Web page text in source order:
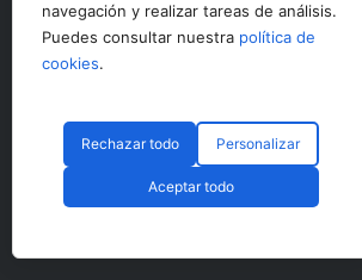
Contacto
© CopyRight 2023 RRHHDigital
navegación y realizar tareas de análisis.
Puedes consultar nuestra política de
cookies.
Rechazar todo Personalizar
Aceptar todo